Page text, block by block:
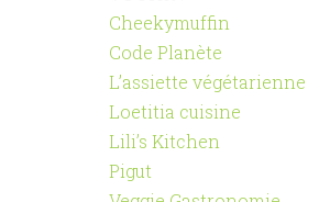
Cheekymuffin
Code Planète
L’assiette végétarienne
Loetitia cuisine
Lili’s Kitchen
Pigut